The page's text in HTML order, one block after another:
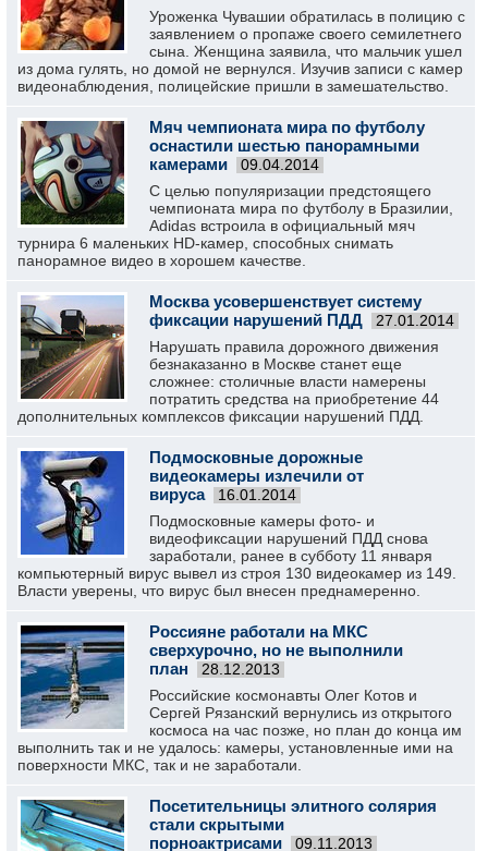
Уроженка Чувашии обратилась в полицию с
заявлением о пропаже своего семилетнего
сына. Женщина заявила, что мальчик ушел
из дома гулять, но домой не вернулся. Изучив записи с камер
видеонаблюдения, полицейские пришли в замешательство.
Мяч чемпионата мира по футболу
оснастили шестью панорамными
камерами
09.04.2014
С целью популяризации предстоящего
чемпионата мира по футболу в Бразилии,
Adidas встроила в официальный мяч
турнира 6 маленьких HD-камер, способных снимать
панорамное видео в хорошем качестве.
Москва усовершенствует систему
фиксации нарушений ПДД
27.01.2014
Нарушать правила дорожного движения
безнаказанно в Москве станет еще
сложнее: столичные власти намерены
потратить средства на приобретение 44
дополнительных комплексов фиксации нарушений ПДД.
Подмосковные дорожные
видеокамеры излечили от
вируса
16.01.2014
Подмосковные камеры фото- и
видеофиксации нарушений ПДД снова
заработали, ранее в субботу 11 января
компьютерный вирус вывел из строя 130 видеокамер из 149.
Власти уверены, что вирус был внесен преднамеренно.
Россияне работали на МКС
сверхурочно, но не выполнили
план
28.12.2013
Российские космонавты Олег Котов и
Сергей Рязанский вернулись из открытого
космоса на час позже, но план до конца им
выполнить так и не удалось: камеры, установленные ими на
поверхности МКС, так и не заработали.
Посетительницы элитного солярия
стали скрытыми
порноактрисами
09.11.2013